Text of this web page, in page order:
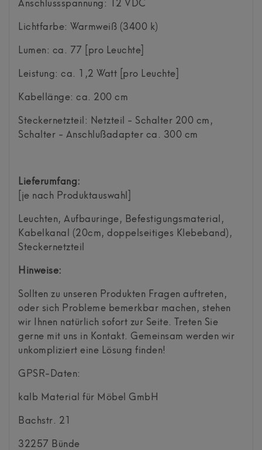
Anschlussspannung: 12 VDC
Lichtfarbe: Warmweiß (3400 k)
Lumen: ca. 77 [pro Leuchte]
Leistung: ca. 1,2 Watt [pro Leuchte]
Kabellänge: ca. 200 cm
Steckernetzteil: Netzteil - Schalter 200 cm,
Schalter - Anschlußadapter ca. 300 cm
Lieferumfang:
[je nach Produktauswahl]
Leuchten, Aufbauringe, Befestigungsmaterial,
Kabelkanal (20cm, doppelseitiges Klebeband),
Steckernetzteil
Hinweise:
Sollten zu unseren Produkten Fragen auftreten,
oder sich Probleme bemerkbar machen, stehen
wir Ihnen natürlich sofort zur Seite. Treten Sie
gerne mit uns in Kontakt. Gemeinsam werden wir
unkompliziert eine Lösung finden!
GPSR-Daten:
kalb Material für Möbel GmbH
Bachstr. 21
32257 Bünde